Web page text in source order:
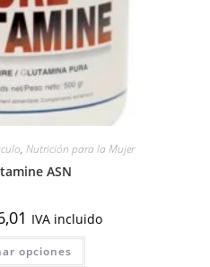
, Nutrición para la Mujer
ASN
Rango
de
precios:
desde
IVA incluido
opciones
Este